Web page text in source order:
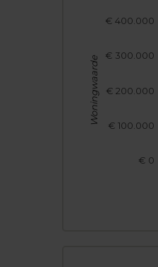
€ 0
€ 100.000
€ 200.000
€ 300.000
€ 400.000
Woningwaarde